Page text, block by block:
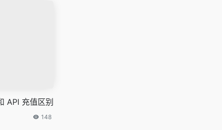
API 充值区别
148